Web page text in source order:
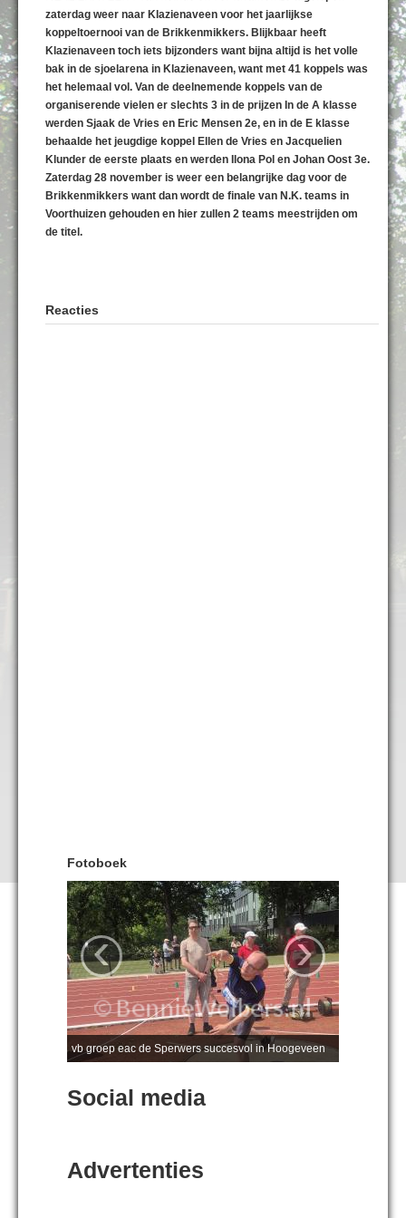
zaterdag weer naar Klazienaveen voor het jaarlijkse
koppeltoernooi van de Brikkenmikkers. Blijkbaar heeft
Klazienaveen toch iets bijzonders want bijna altijd is het volle
bak in de sjoelarena in Klazienaveen, want met 41 koppels was
het helemaal vol. Van de deelnemende koppels van de
organiserende vielen er slechts 3 in de prijzen In de A klasse
werden Sjaak de Vries en Eric Mensen 2e, en in de E klasse
behaalde het jeugdige koppel Ellen de Vries en Jacquelien
Klunder de eerste plaats en werden Ilona Pol en Johan Oost 3e.
Zaterdag 28 november is weer een belangrijke dag voor de
Brikkenmikkers want dan wordt de finale van N.K. teams in
Voorthuizen gehouden en hier zullen 2 teams meestrijden om
de titel.
Reacties
Fotoboek
vb groep eac de Sperwers succesvol in Hoogeveen
‹ ›
Social media
Advertenties